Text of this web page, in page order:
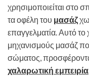
χρησιμοποιείται στο
τα οφέλη του μασάζ
επαγγελματία. Αυτό
μηχανισμούς μασάζ
σώματος,
χαλαρωτική εμπειρία